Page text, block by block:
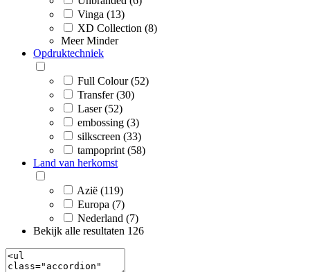
Vinga (13)
XD Collection (8)
Meer Minder
Opdruktechniek
Full Colour (52)
Transfer (30)
Laser (52)
embossing (3)
silkscreen (33)
tampoprint (58)
Land van herkomst
Azië (119)
Europa (7)
Nederland (7)
Bekijk alle resultaten 126